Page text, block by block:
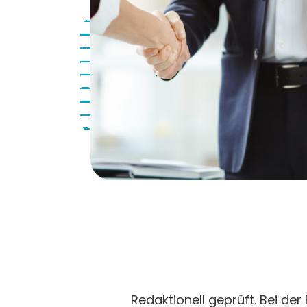
Redaktionell geprüft. Bei